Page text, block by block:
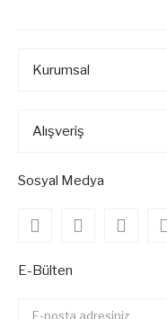
Kurumsal
Alışveriş
Sosyal Medya
E-Bülten